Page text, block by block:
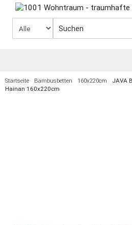
Startseite Bambusbetten 160x220cm
JAVA
Hainan 160x220cm